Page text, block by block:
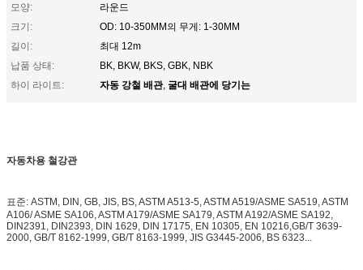
모양:
라운드
크기:
OD: 10-350MM의 무게: 1-30MM
길이:
최대 12m
납품 상태:
BK, BKW, BKS, GBK, NBK
하이 라이트:
자동 강철 배관, 굴대 배관에 당기는
자동차용 철강관
표준: ASTM, DIN, GB, JIS, BS, ASTM A513-5, ASTM A519/ASME SA519, ASTM
A106/ ASME SA106, ASTM A179/ASME SA179, ASTM A192/ASME SA192,
DIN2391, DIN2393, DIN 1629, DIN 17175, EN 10305, EN 10216,GB/T 3639-
2000, GB/T 8162-1999, GB/T 8163-1999, JIS G3445-2006, BS 6323...